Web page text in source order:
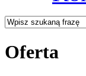
Oferta